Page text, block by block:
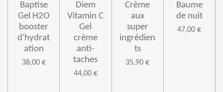
Baptise
Gel H2O
booster
d'hydrat
ation
38,00 €
Diem
Vitamin C
Gel
crème
anti-
taches
44,00 €
Crème
aux
super
ingrédien
ts
35,90 €
Baume
de nuit
47,00 €